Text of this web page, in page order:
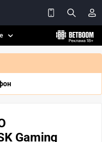
Gaming